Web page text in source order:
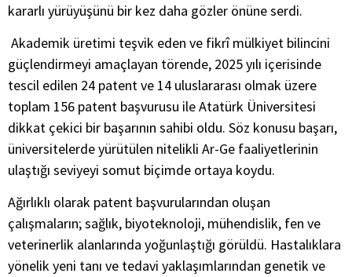
kararlı yürüyüşünü bir kez daha gözler önüne serdi.
Akademik üretimi teşvik eden ve fikrî mülkiyet bilincini
güçlendirmeyi amaçlayan törende, 2025 yılı içerisinde
tescil edilen 24 patent ve 14 uluslararası olmak üzere
toplam 156 patent başvurusu ile Atatürk Üniversitesi
dikkat çekici bir başarının sahibi oldu. Söz konusu başarı,
üniversitelerde yürütülen nitelikli Ar-Ge faaliyetlerinin
ulaştığı seviyeyi somut biçimde ortaya koydu.
Ağırlıklı olarak patent başvurularından oluşan
çalışmaların; sağlık, biyoteknoloji, mühendislik, fen ve
veterinerlik alanlarında yoğunlaştığı görüldü. Hastalıklara
yönelik yeni tanı ve tedavi yaklaşımlarından genetik ve